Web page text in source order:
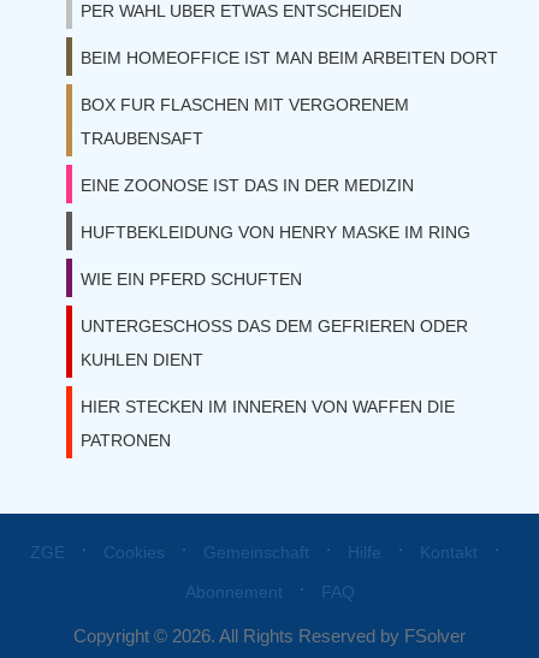
PER WAHL UBER ETWAS ENTSCHEIDEN
BEIM HOMEOFFICE IST MAN BEIM ARBEITEN DORT
BOX FUR FLASCHEN MIT VERGORENEM
TRAUBENSAFT
EINE ZOONOSE IST DAS IN DER MEDIZIN
HUFTBEKLEIDUNG VON HENRY MASKE IM RING
WIE EIN PFERD SCHUFTEN
UNTERGESCHOSS DAS DEM GEFRIEREN ODER
KUHLEN DIENT
HIER STECKEN IM INNEREN VON WAFFEN DIE
PATRONEN
ZGE ⋅ Cookies ⋅ Gemeinschaft ⋅ Hilfe ⋅ Kontakt ⋅
Abonnement ⋅ FAQ
Copyright © 2026. All Rights Reserved by FSolver